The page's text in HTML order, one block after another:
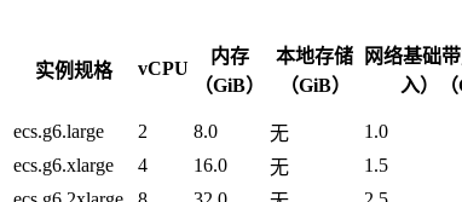
实例规格 vCPU
内存
（GiB）
本地存储
（GiB）
网络基础
入）（
ecs.g6.large 2 8.0 无 1.0
ecs.g6.xlarge
4 16.0 无 1.5